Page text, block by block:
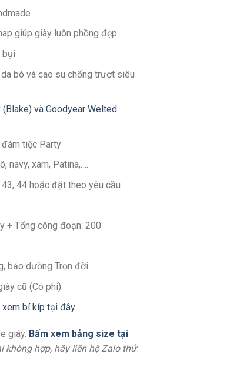
giúp giày luôn phồng đẹp
bụi
bò và cao su chống trượt siêu
và Goodyear Welted
tiệc Party
navy, xám, Patina,….
44 hoặc đặt theo yêu cầu
+ Tổng công đoạn: 200
bảo dưỡng Trọn đời
cũ (Có phí)
xem bí kíp tại đây
giày. Bấm xem bảng size tại
không hợp, hãy liên hệ Zalo thử